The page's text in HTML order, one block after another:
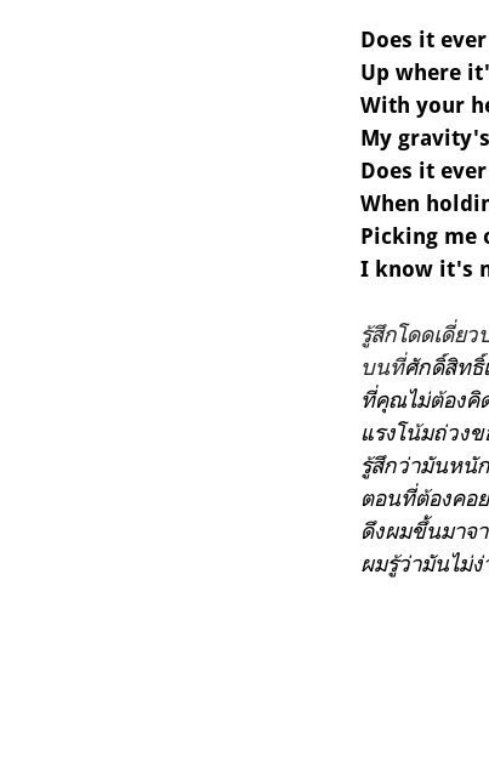
Does it
Up where
With your
My
Does it
When
Picking me
I know it's
รู้สึกโดดเดี่ยว
บนที่ศักดิ์สิท
ที่คุณไม่ต้องคิ
แรงโน้มถ่วง
รู้สึกว่ามันหนั
ตอนที่ต้องคอ
ดึงผมขึ้นมาจ
ผมรู้ว่ามันไม่